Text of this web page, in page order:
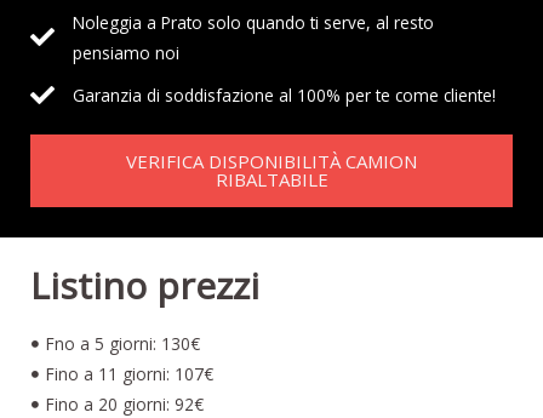
Noleggia a Prato solo quando ti serve, al resto
pensiamo noi
Garanzia di soddisfazione al 100% per te come cliente!
VERIFICA DISPONIBILITÀ CAMION
RIBALTABILE
Listino prezzi
Fno a 5 giorni: 130€
Fino a 11 giorni: 107€
Fino a 20 giorni: 92€